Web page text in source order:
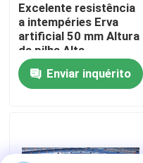
Contacte-nos
Notícias
Solicitar Orçamento
Excelente resistência
a intempéries Erva
artificial 50 mm Altura
da pilha Alta
flexibilidade
Enviar inquérito